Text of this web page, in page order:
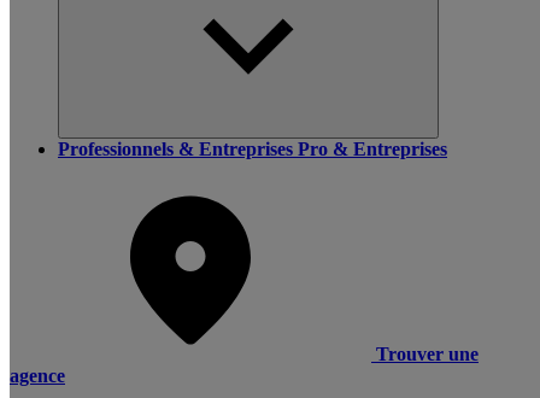
Professionnels & Entreprises Pro & Entreprises
Trouver une
agence